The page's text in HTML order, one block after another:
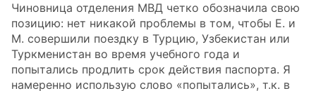
Чиновница отделения МВД четко обозначила свою
позицию: нет никакой проблемы в том, чтобы Е. и
М. совершили поездку в Турцию, Узбекистан или
Туркменистан во время учебного года и
попытались продлить срок действия паспорта. Я
намеренно использую слово «попытались», т.к. в